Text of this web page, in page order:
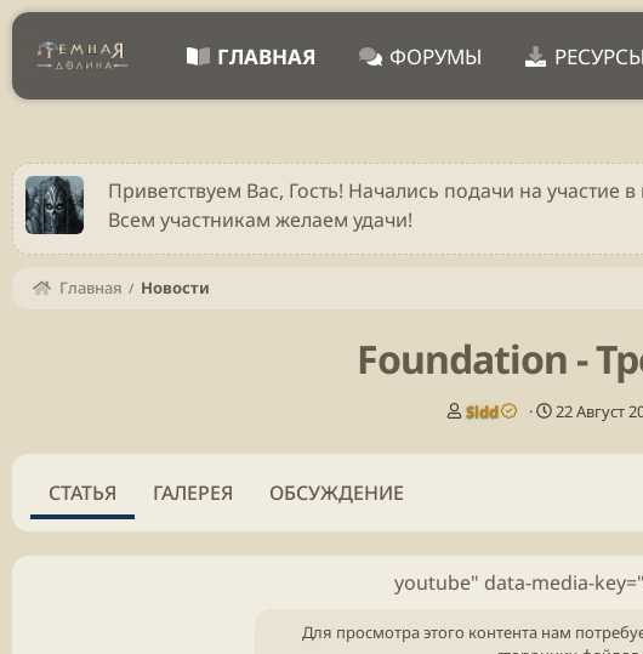
ГЛАВНАЯ ФОРУМЫ РЕСУРСЫ
Приветствуем Вас, Гость! Начались подачи на участие в
Всем участникам желаем удачи!
Главная Новости
Foundation -
А
т
Sidd
Д
т
и
а
22 Август
СТАТЬЯ ГАЛЕРЕЯ ОБСУЖДЕНИЕ
youtube" data-media-
Для просмотра этого контента нам